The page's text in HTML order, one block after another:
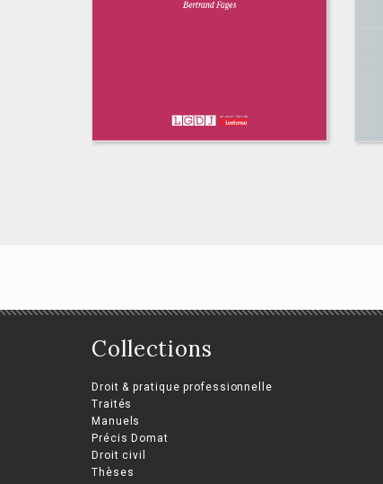
Le conseil
d’administration et la
stratégie de
l’entreprise
Théo Vuarnet
Collections
Droit & pratique professionnelle
Traités
Manuels
Précis Domat
Droit civil
Thèses